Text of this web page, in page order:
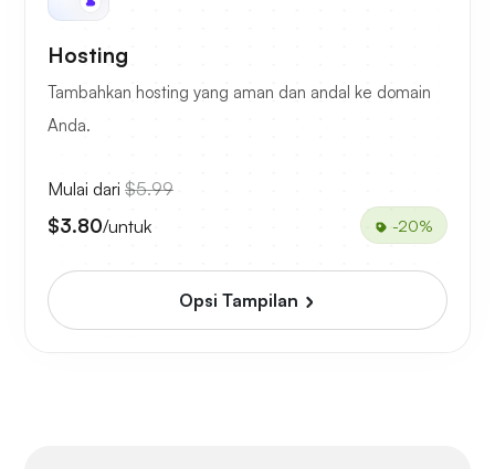
Hosting
Tambahkan hosting yang aman dan andal ke domain
Anda.
Mulai dari $5.99
$3.80/untuk -20%
Opsi Tampilan